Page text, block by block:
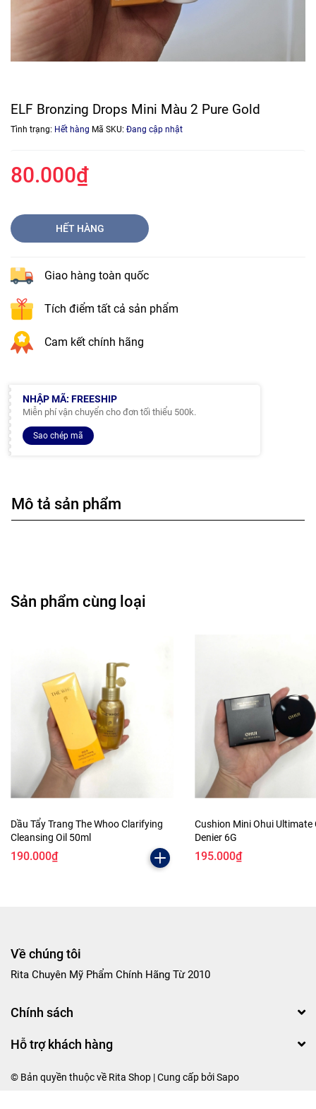
ELF Bronzing Drops Mini Màu 2 Pure Gold
Tình trạng: Hết hàng Mã SKU: Đang cập nhật
80.000₫
HẾT HÀNG
Giao hàng toàn quốc
Tích điểm tất cả sản phẩm
Cam kết chính hãng
NHẬP MÃ: FREESHIP
Miễn phí vận chuyển cho đơn tối thiểu 500k.
Sao chép mã
Mô tả sản phẩm
Sản phẩm cùng loại
Dầu Tẩy Trang The Whoo Clarifying
Cleansing Oil 50ml
190.000₫
Cushion Mini Ohui Ultimate
Denier 6G
195.000₫
Về chúng tôi
Rita Chuyên Mỹ Phẩm Chính Hãng Từ 2010
Chính sách
Hỗ trợ khách hàng
© Bản quyền thuộc về Rita Shop | Cung cấp bởiSapo